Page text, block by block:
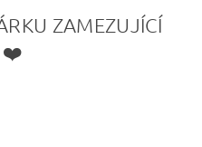
ZAMEZUJÍCÍ
❤️